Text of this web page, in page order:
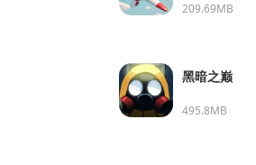
209.69MB
黑暗之巅
495.8MB